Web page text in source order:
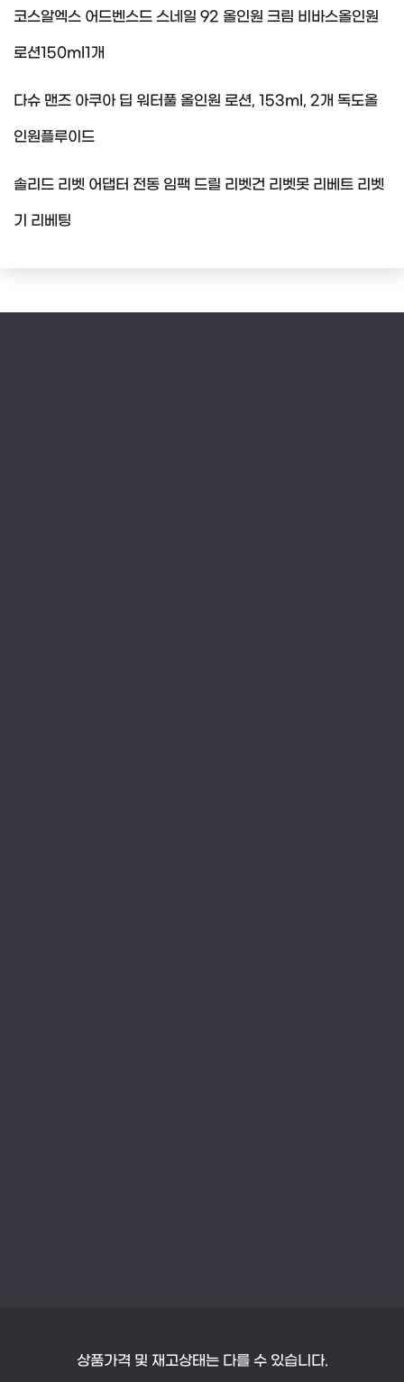
코스알엑스 어드벤스드 스네일 92 올인원 크림 비바스올인원
로션150ml1개
다슈 맨즈 아쿠아 딥 워터풀 올인원 로션, 153ml, 2개 독도올
인원플루이드
솔리드 리벳 어댑터 전동 임팩 드릴 리벳건 리벳못 리베트 리벳
기 리베팅
상품가격 및 재고상태는 다를 수 있습니다.